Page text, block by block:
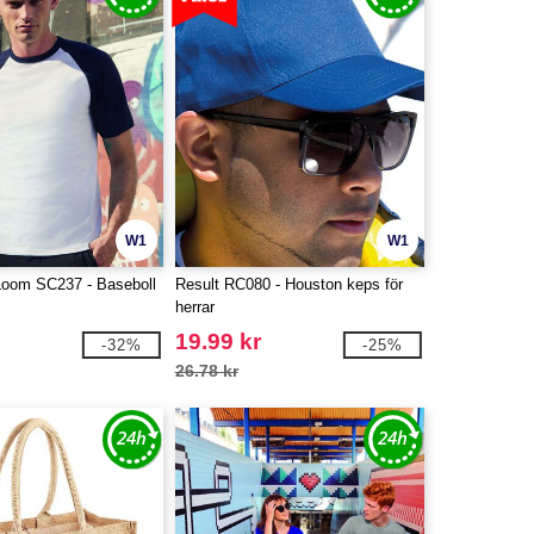
W1
SC237 - Baseboll
-32%
W1
Result RC080 - Houston keps för
herrar
19.99 kr
26.78 kr
-25%